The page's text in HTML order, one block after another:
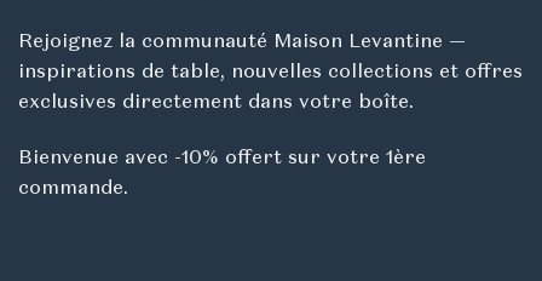
Rejoignez la communauté Maison Levantine —
inspirations de table, nouvelles collections et offres
exclusives directement dans votre boîte.
Bienvenue avec -10% offert sur votre 1ère
commande.